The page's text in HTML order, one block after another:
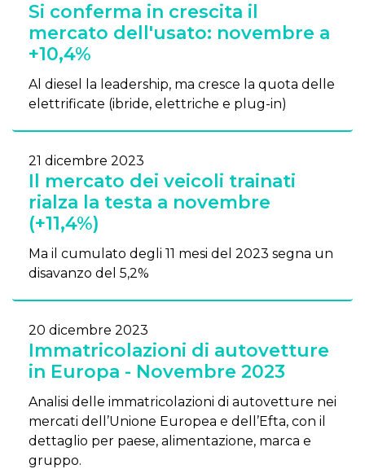
Si conferma in crescita il
mercato dell'usato: novembre a
+10,4%
Al diesel la leadership, ma cresce la quota delle
elettrificate (ibride, elettriche e plug-in)
21 dicembre 2023
Il mercato dei veicoli trainati
rialza la testa a novembre
(+11,4%)
Ma il cumulato degli 11 mesi del 2023 segna un
disavanzo del 5,2%
20 dicembre 2023
Immatricolazioni di autovetture
in Europa - Novembre 2023
Analisi delle immatricolazioni di autovetture nei
mercati dell’Unione Europea e dell’Efta, con il
dettaglio per paese, alimentazione, marca e
gruppo.